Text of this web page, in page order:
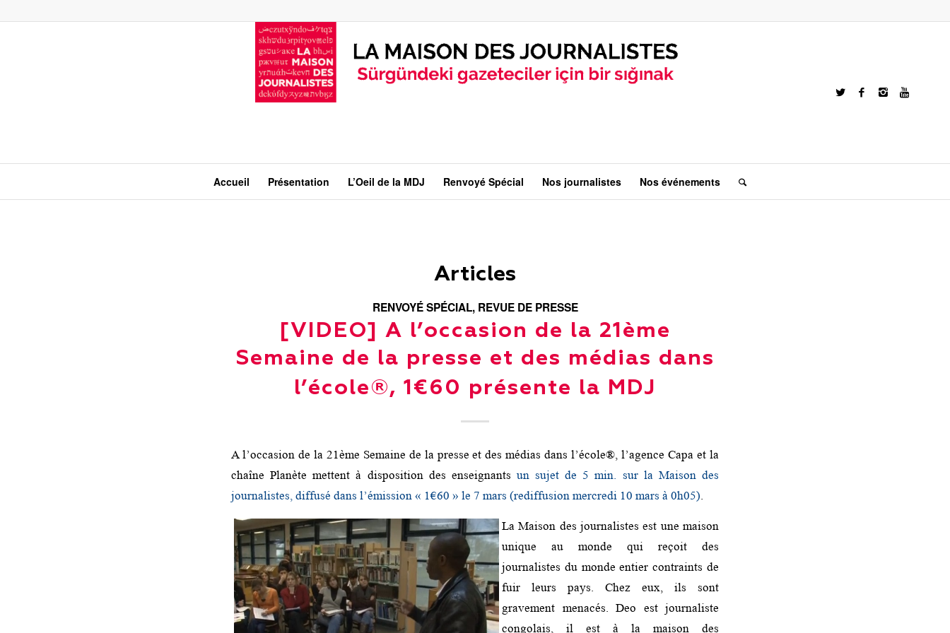
Accueil Présentation L’Oeil de la MDJ Renvoyé Spécial Nos journalistes Nos événements
Articles
RENVOYÉ SPÉCIAL, REVUE DE PRESSE
[VIDEO] A l’occasion de la 21ème
Semaine de la presse et des médias dans
l’école®, 1€60 présente la MDJ
A l’occasion de la 21ème Semaine de la presse et des médias dans l’école®, l’agence Capa et la
chaîne Planète mettent à disposition des enseignants un sujet de 5 min. sur la Maison des
journalistes, diffusé dans l’émission « 1€60 » le 7 mars (rediffusion mercredi 10 mars à 0h05)
La Maison des journalistes est une maison
unique au monde qui reçoit des
journalistes du monde entier contraints de
fuir leurs pays. Chez eux, ils sont
gravement menacés. Deo est journaliste
congolais, il est à la maison des